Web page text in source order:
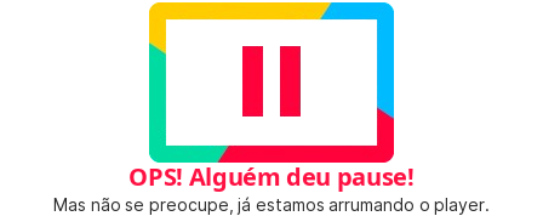
OPS! Alguém deu pause!
Mas não se preocupe, já estamos arrumando o player.